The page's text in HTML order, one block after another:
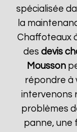
spécialisée
la
Chaffoteaux
desdevis
Mousson
répondre à
intervenons
problèmes
panne, une